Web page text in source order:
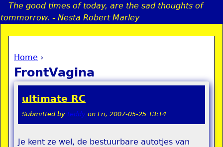
Jump to navigation
The good times of today, are the sad thoughts of
tommorrow. - Nesta Robert Marley
You are here
Home ›
FrontVagina
ultimate RC
Submitted by teddy on Fri, 2007-05-25 13:14
Je kent ze wel, de bestuurbare autotjes van